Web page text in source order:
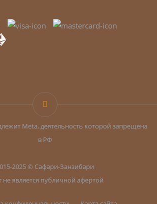
Meta, деятельность которой запрещена
в РФ
2025 © Сафари-Занзибари
не является публичной афертой